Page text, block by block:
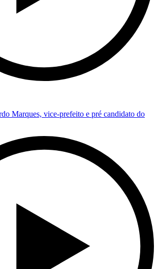
Marques, vice-prefeito e pré candidato do